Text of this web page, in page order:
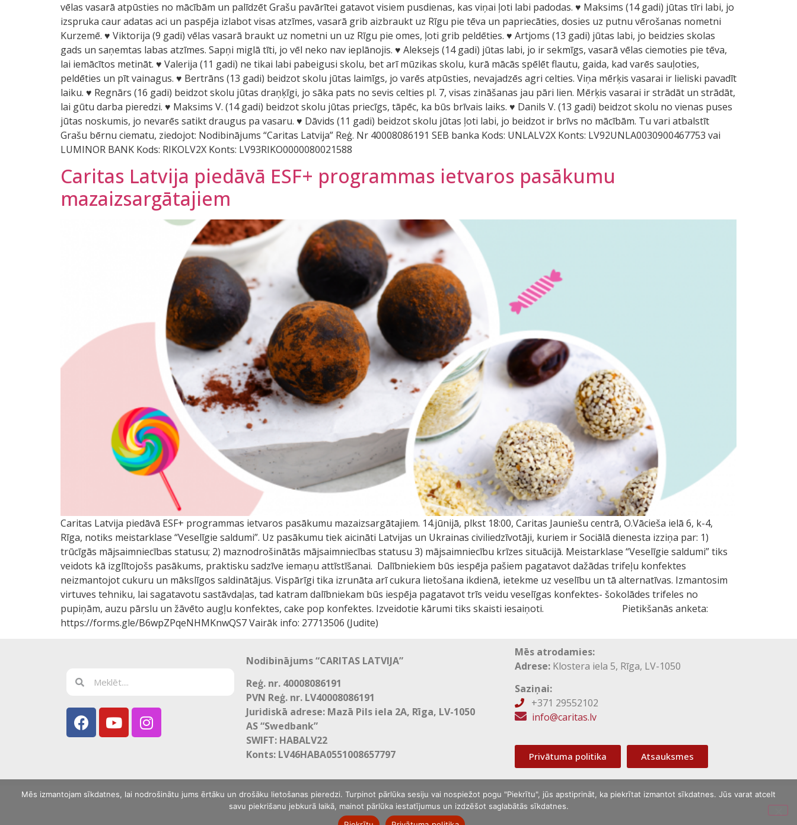
vēlas vasarā atpūsties no mācībām un palīdzēt Grašu pavārītei gatavot visiem pusdienas, kas viņai ļoti labi padodas. ♥ Maksims (14 gadi) jūtas tīri labi, jo
izspruka caur adatas aci un paspēja izlabot visas atzīmes, vasarā grib aizbraukt uz Rīgu pie tēva un papriecāties, dosies uz putnu vērošanas nometni
Kurzemē. ♥ Viktorija (9 gadi) vēlas vasarā braukt uz nometni un uz Rīgu pie omes, ļoti grib peldēties. ♥ Artjoms (13 gadi) jūtas labi, jo beidzies skolas
gads un saņemtas labas atzīmes. Sapņi miglā tīti, jo vēl neko nav ieplānojis. ♥ Aleksejs (14 gadi) jūtas labi, jo ir sekmīgs, vasarā vēlas ciemoties pie tēva,
lai iemācītos metināt. ♥ Valerija (11 gadi) ne tikai labi pabeigusi skolu, bet arī mūzikas skolu, kurā mācās spēlēt flautu, gaida, kad varēs sauļoties,
peldēties un pīt vainagus. ♥ Bertrāns (13 gadi) beidzot skolu jūtas laimīgs, jo varēs atpūsties, nevajadzēs agri celties. Viņa mērķis vasarai ir lieliski pavadīt
laiku. ♥ Regnārs (16 gadi) beidzot skolu jūtas draņķīgi, jo sāka pats no sevis celties pl. 7, visas zināšanas jau pāri lien. Mērķis vasarai ir strādāt un strādāt,
lai gūtu darba pieredzi. ♥ Maksims V. (14 gadi) beidzot skolu jūtas priecīgs, tāpēc, ka būs brīvais laiks. ♥ Danils V. (13 gadi) beidzot skolu no vienas puses
jūtas noskumis, jo nevarēs satikt draugus pa vasaru. ♥ Dāvids (11 gadi) beidzot skolu jūtas ļoti labi, jo beidzot ir brīvs no mācībām. Tu vari atbalstīt
Grašu bērnu ciematu, ziedojot: Nodibinājums “Caritas Latvija” Reģ. Nr 40008086191 SEB banka Kods: UNLALV2X Konts: LV92UNLA0030900467753 vai
LUMINOR BANK Kods: RIKOLV2X Konts: LV93RIKO0000080021588
Caritas Latvija piedāvā ESF+ programmas ietvaros pasākumu
mazaizsargātajiem
Caritas Latvija piedāvā ESF+ programmas ietvaros pasākumu mazaizsargātajiem. 14.jūnijā, plkst 18:00, Caritas Jauniešu centrā, O.Vācieša ielā 6, k-4,
Rīga, notiks meistarklase “Veselīgie saldumi”. Uz pasākumu tiek aicināti Latvijas un Ukrainas civiliedzīvotāji, kuriem ir Sociālā dienesta izziņa par: 1)
trūcīgās mājsaimniecības statusu; 2) maznodrošinātās mājsaimniecības statusu 3) mājsaimniecību krīzes situācijā. Meistarklase “Veselīgie saldumi” tiks
veidots kā izglītojošs pasākums, praktisku sadzīve iemaņu attīstīšanai. Dalībniekiem būs iespēja pašiem pagatavot dažādas trifeļu konfektes
neizmantojot cukuru un mākslīgos saldinātājus. Vispārīgi tika izrunāta arī cukura lietošana ikdienā, ietekme uz veselību un tā alternatīvas. Izmantosim
virtuves tehniku, lai sagatavotu sastāvdaļas, tad katram dalībniekam būs iespēja pagatavot trīs veidu veselīgas konfektes- šokolādes trifeles no
pupiņām, auzu pārslu un žāvēto augļu konfektes, cake pop konfektes. Izveidotie kārumi tiks skaisti iesaiņoti. Pietikšanās anketa:
https://forms.gle/B6wpZPqeNHMKnwQS7 Vairāk info: 27713506 (Judite)
Nodibinājums “CARITAS LATVIJA”
Reģ. nr. 40008086191
PVN Reģ. nr. LV40008086191
Juridiskā adrese: Mazā Pils iela 2A, Rīga, LV-1050
AS “Swedbank”
SWIFT: HABALV22
Konts: LV46HABA0551008657797
Mēs atrodamies:
Adrese: Klostera iela 5, Rīga, LV-1050
Saziņai:
+371 29552102
 info@caritas.lv
Privātuma politika Atsauksmes
Mēs izmantojam sīkdatnes, lai nodrošinātu jums ērtāku un drošāku lietošanas pieredzi. Turpinot pārlūka sesiju vai nospiežot pogu "Piekrītu", jūs apstiprināt, ka piekrītat izmantot sīkdatnes. Jūs varat atcelt
savu piekrišanu jebkurā laikā, mainot pārlūka iestatījumus un izdzēšot saglabātās sīkdatnes.